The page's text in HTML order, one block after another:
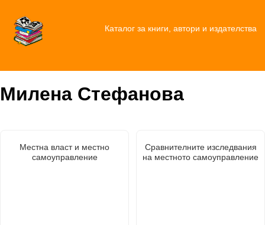
Каталог за книги, автори и издателства
Милена Стефанова
Местна власт и местно
самоуправление
Сравнителните изследвания
на местното самоуправление